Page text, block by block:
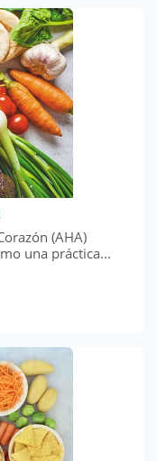
(AHA)
una práctica...